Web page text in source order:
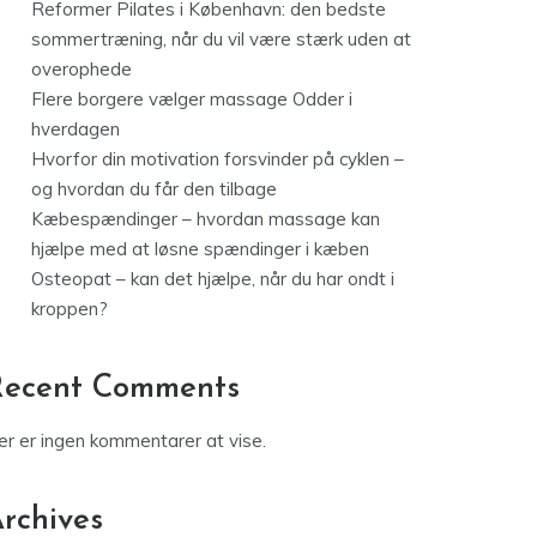
Reformer Pilates i København: den bedste
sommertræning, når du vil være stærk uden at
overophede
Flere borgere vælger massage Odder i
hverdagen
Hvorfor din motivation forsvinder på cyklen –
og hvordan du får den tilbage
Kæbespændinger – hvordan massage kan
hjælpe med at løsne spændinger i kæben
Osteopat – kan det hjælpe, når du har ondt i
kroppen?
Comments
er ingen kommentarer at vise.